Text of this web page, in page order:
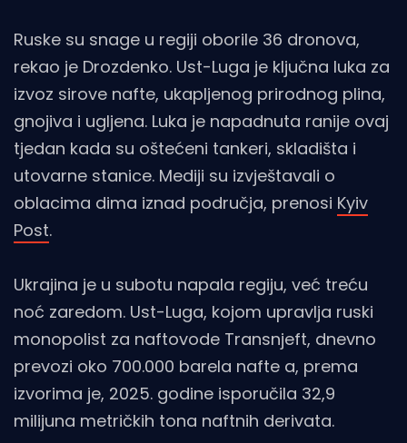
Ruske su snage u regiji oborile 36 dronova,
rekao je Drozdenko. Ust-Luga je ključna luka za
izvoz sirove nafte, ukapljenog prirodnog plina,
gnojiva i ugljena. Luka je napadnuta ranije ovaj
tjedan kada su oštećeni tankeri, skladišta i
utovarne stanice. Mediji su izvještavali o
oblacima dima iznad područja, prenosi Kyiv
Post.
Ukrajina je u subotu napala regiju, već treću
noć zaredom. Ust-Luga, kojom upravlja ruski
monopolist za naftovode Transnjeft, dnevno
prevozi oko 700.000 barela nafte a, prema
izvorima je, 2025. godine isporučila 32,9
milijuna metričkih tona naftnih derivata.